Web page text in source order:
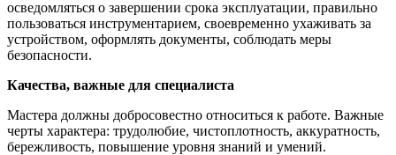
осведомляться о завершении срока эксплуатации, правильно
пользоваться инструментарием, своевременно ухаживать за
устройством, оформлять документы, соблюдать меры
безопасности.
Качества, важные для специалиста
Мастера должны добросовестно относиться к работе. Важные
черты характера: трудолюбие, чистоплотность, аккуратность,
бережливость, повышение уровня знаний и умений.